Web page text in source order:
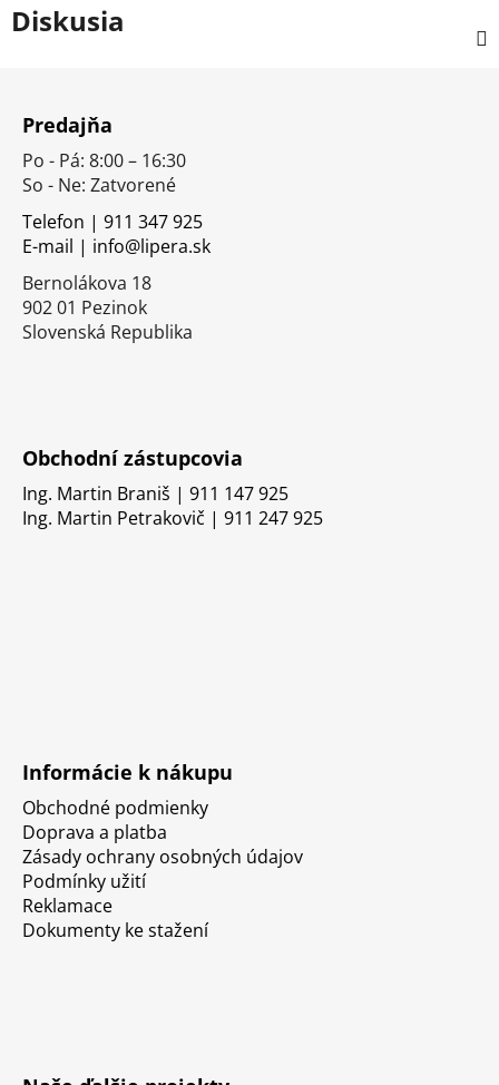
Diskusia
Predajňa
Po - Pá: 8:00 – 16:30
So - Ne: Zatvorené
Telefon | 911 347 925
E-mail | info@lipera.sk
Bernolákova 18
902 01 Pezinok
Slovenská Republika
Obchodní zástupcovia
Ing. Martin Braniš | 911 147 925
Ing. Martin Petrakovič | 911 247 925
Informácie k nákupu
Obchodné podmienky
Doprava a platba
Zásady ochrany osobných údajov
Podmínky užití
Reklamace
Dokumenty ke stažení